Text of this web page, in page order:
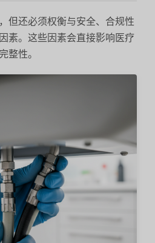
但还必须权衡与安全、合规性
素。这些因素会直接影响医疗
整性。